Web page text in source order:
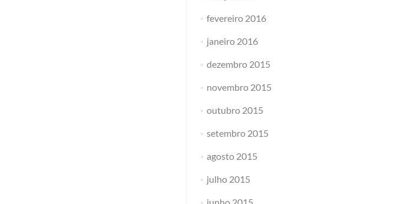
fevereiro 2016
janeiro 2016
dezembro 2015
novembro 2015
outubro 2015
setembro 2015
agosto 2015
julho 2015